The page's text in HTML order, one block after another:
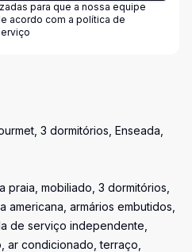
para que a nossa equipe
acordo com a política de
3 dormitórios, Enseada,
praia, mobiliado, 3 dormitórios,
americana, armários embutidos,
de serviço independente,
ar condicionado, terraço,